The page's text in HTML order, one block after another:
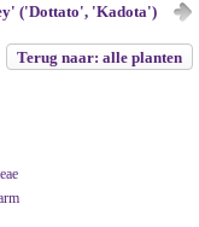
('Dottato', 'Kadota')
Terug naar: alle planten